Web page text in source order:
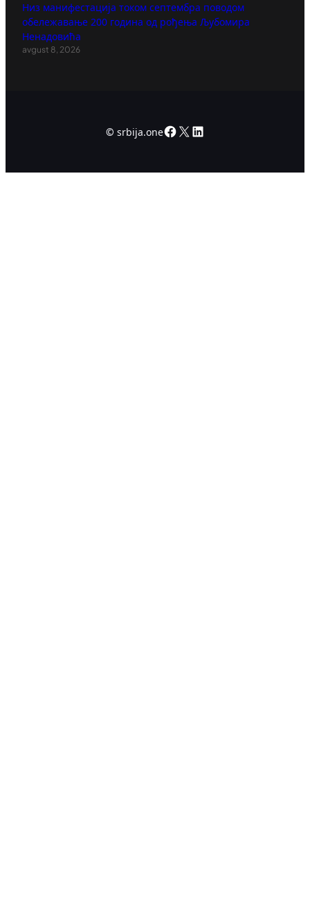
Низ манифестација током септембра поводом
обележавање 200 година од рођења Љубомира
Ненадовића
avgust 8, 2026
© srbija.oneFacebook
X LinkedIn